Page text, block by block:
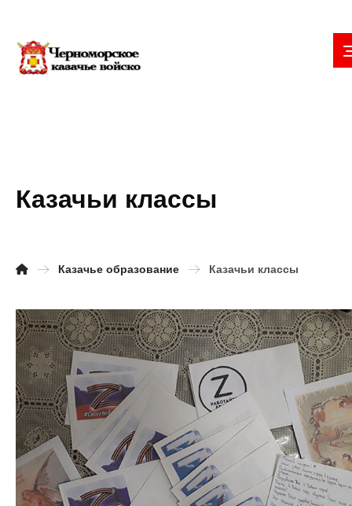
Казачьи классы
Казачье образование Казачьи классы